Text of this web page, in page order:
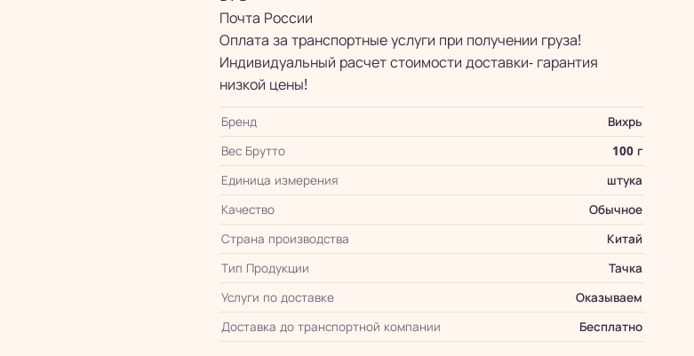
Почта России
Оплата за транспортные услуги при получении груза!
Индивидуальный расчет стоимости доставки- гарантия
низкой цены!
Бренд
Вихрь
Вес Брутто
100 г
Единица измерения
штука
Качество
Обычное
Страна производства
Китай
Тип Продукции
Тачка
Услуги по доставке
Оказываем
Доставка до транспортной компании
Бесплатно